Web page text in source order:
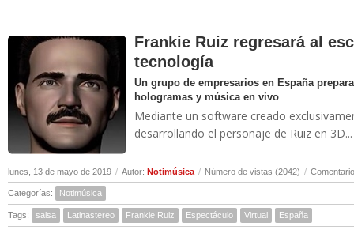
Frankie Ruiz regresará al
tecnología
Un grupo de empresarios en España
hologramas y música en vivo
Mediante un software creado
desarrollando el personaje de Ruiz en 3D...
lunes, 13 de mayo de 2019 / Autor: Notimúsica / Número de vistas (2042) /
Categorías: Notimúsica
Tags: salsa Latinastereo Frankie Ruiz Espectáculo Virtual España